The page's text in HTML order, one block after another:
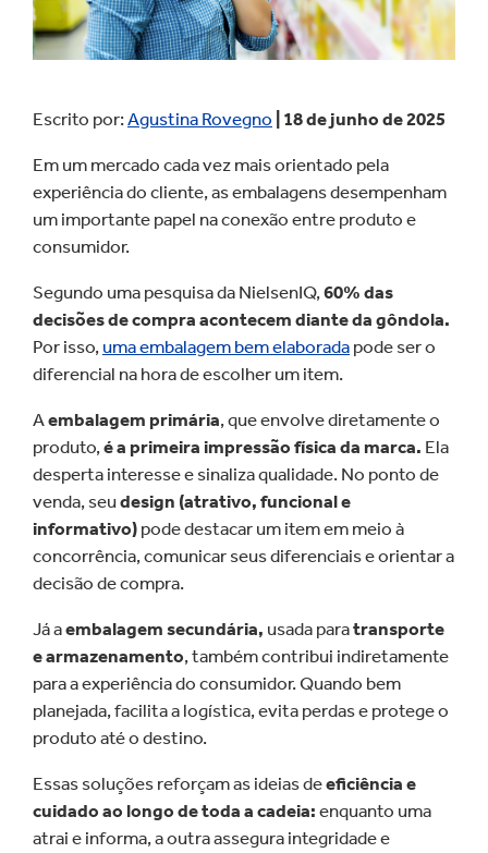
Escrito por:Agustina Rovegno | 18 de junho de 2025
Em um mercado cada vez mais orientado pela
experiência do cliente, as embalagens desempenham
um importante papel na conexão entre produto e
consumidor.
Segundo uma pesquisa da NielsenIQ,60% das
decisões de compra acontecem diante da gôndola.
Por isso, uma embalagem bem elaborada pode ser o
diferencial na hora de escolher um item.
Aembalagem primária, que envolve diretamente o
produto,é a primeira impressão física da marca. Ela
desperta interesse e sinaliza qualidade. No ponto de
venda, seudesign (atrativo, funcional e
informativo) pode destacar um item em meio à
concorrência, comunicar seus diferenciais e orientar a
decisão de compra.
Já aembalagem secundária, usada paratransporte
e armazenamento, também contribui indiretamente
para a experiência do consumidor. Quando bem
planejada, facilita a logística, evita perdas e protege o
produto até o destino.
Essas soluções reforçam as ideias deeficiência e
cuidado ao longo de toda a cadeia: enquanto uma
atrai e informa, a outra assegura integridade e